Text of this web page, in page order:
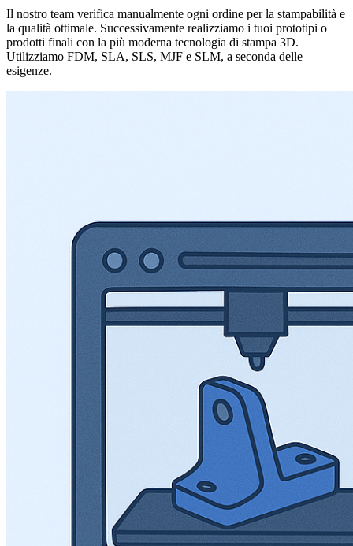
Il nostro team verifica manualmente ogni ordine per la stampabilità e
la qualità ottimale. Successivamente realizziamo i tuoi prototipi o
prodotti finali con la più moderna tecnologia di stampa 3D.
Utilizziamo FDM, SLA, SLS, MJF e SLM, a seconda delle
esigenze.